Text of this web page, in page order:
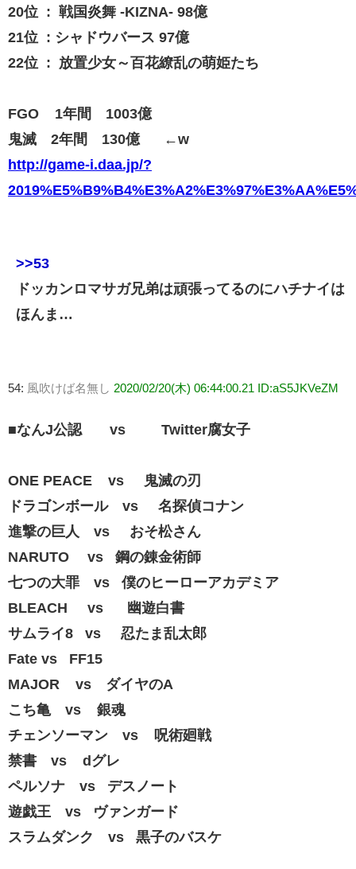
20位 : 戦国炎舞 -KIZNA- 98億
21位 : シャドウバース 97億
22位 : 放置少女～百花繚乱の萌姫たち
FGO 1年間 1003億
鬼滅 2年間 130億 ←w
http://game-i.daa.jp/?
>>53
ドッカンロマサガ兄弟は頑張ってるのにハチナイは
ほんま…
54: 風吹けば名無し 2020/02/20(木) 06:44:00.21 ID:aS5JKVeZM
■なんJ公認 vs Twitter腐女子
ONE PEACE vs 鬼滅の刃
ドラゴンボール vs 名探偵コナン
進撃の巨人 vs おそ松さん
NARUTO vs 鋼の錬金術師
七つの大罪 vs 僕のヒーローアカデミア
BLEACH vs 幽遊白書
サムライ8 vs 忍たま乱太郎
Fate vs FF15
MAJOR vs ダイヤのA
こち亀 vs 銀魂
チェンソーマン vs 呪術廻戦
禁書 vs dグレ
ペルソナ vs デスノート
遊戯王 vs ヴァンガード
スラムダンク vs 黒子のバスケ